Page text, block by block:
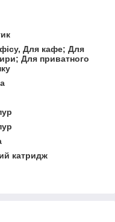
Для кафе; Для
Для приватного
катридж